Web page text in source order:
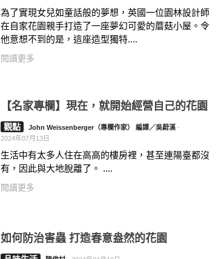
為了實現女兒如童話般的夢想，英國一位園林設計師
在自家花園親手打造了一座夢幻可愛的蘑菇小屋。令
他意想不到的是，這座造型獨特....
閱讀更多
【名家專欄】現在，就開始經營自己的花園
觀點 John Weissenberger（專欄作家） 編譯／吳蔚溪 -
2024年07月13日
生活中有太多人住在高高的樓房裡，甚至連陽臺都沒
有，因此與大地脫離了。 ....
閱讀更多
如何防治害蟲 打造春意盎然的花園